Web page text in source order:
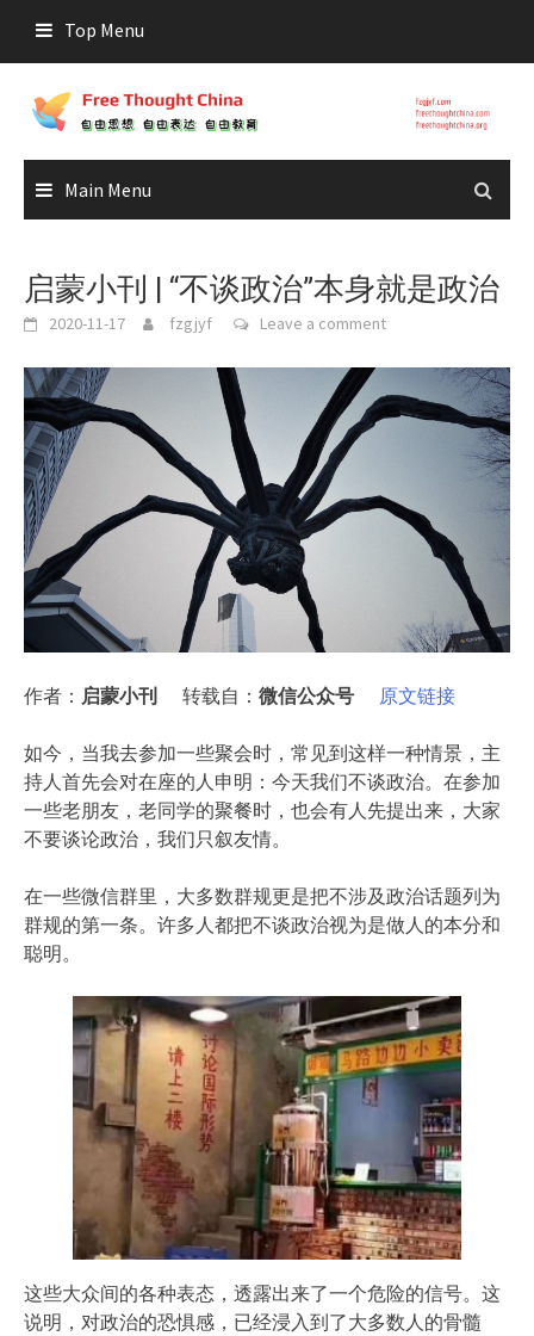
content
Top Menu
Main Menu
启蒙小刊 | “不谈政治”本身就是政治
2020-11-17 fzgjyf Leave a comment
作者： 启蒙小刊 转载自： 微信公众号 原文链接
如今，当我去参加一些聚会时，常见到这样一种情景，主
持人首先会对在座的人申明：今天我们不谈政治。在参加
一些老朋友，老同学的聚餐时，也会有人先提出来，大家
不要谈论政治，我们只叙友情。
在一些微信群里，大多数群规更是把不涉及政治话题列为
群规的第一条。许多人都把不谈政治视为是做人的本分和
聪明。
这些大众间的各种表态，透露出来了一个危险的信号。这
说明，对政治的恐惧感，已经浸入到了大多数人的骨髓